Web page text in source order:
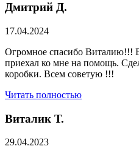
Дмитрий Д.
17.04.2024
Огромное спасибо Виталию!!!
приехал ко мне на помощь.
коробки. Всем советую !!!
Читать полностью
Виталик Т.
29.04.2023